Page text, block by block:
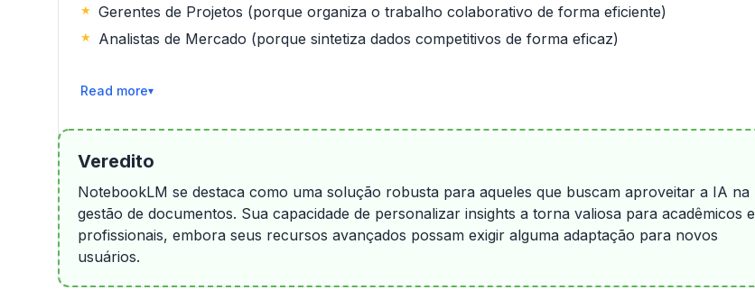
Gerentes de Projetos (porque organiza o trabalho colaborativo de forma eficiente)
Analistas de Mercado (porque sintetiza dados competitivos de forma eficaz)
Ler Mais
Veredito
NotebookLM se destaca como uma solução robusta para aqueles que buscam aproveitar a IA na
gestão de documentos. Sua capacidade de personalizar insights a torna valiosa para acadêmicos e
profissionais, embora seus recursos avançados possam exigir alguma adaptação para novos
usuários.